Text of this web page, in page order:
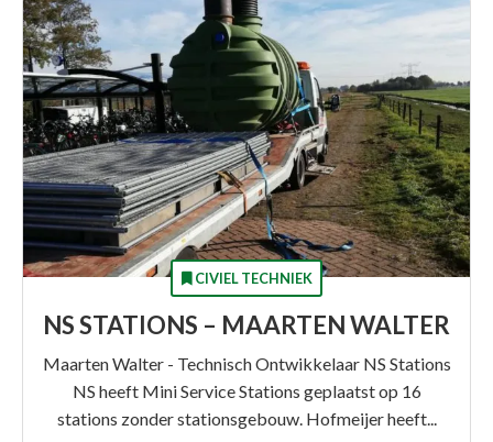
CIVIEL TECHNIEK
NS STATIONS – MAARTEN WALTER
Maarten Walter - Technisch Ontwikkelaar NS Stations
NS heeft Mini Service Stations geplaatst op 16
stations zonder stationsgebouw. Hofmeijer heeft...